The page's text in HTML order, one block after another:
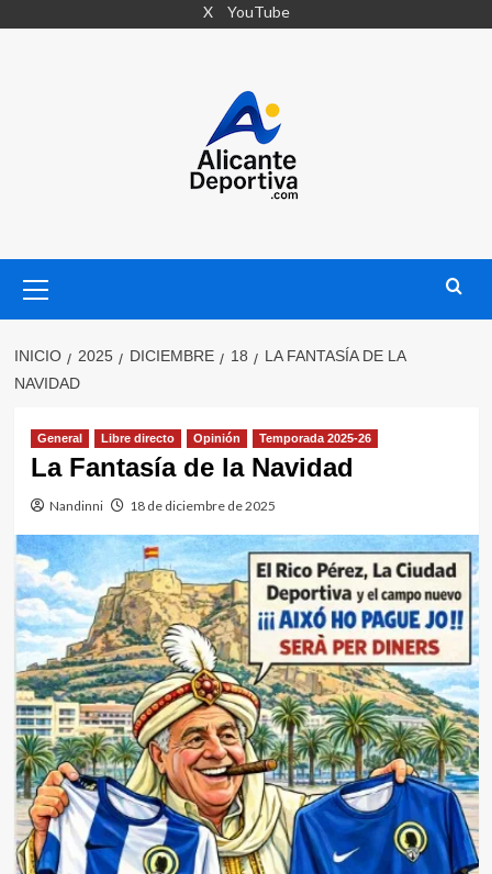
X YouTube
primario
INICIO 2025 DICIEMBRE 18
LA FANTASÍA DE LA
NAVIDAD
General Libre directo Opinión Temporada 2025-26
La Fantasía de la Navidad
Nandinni 18 de diciembre de 2025